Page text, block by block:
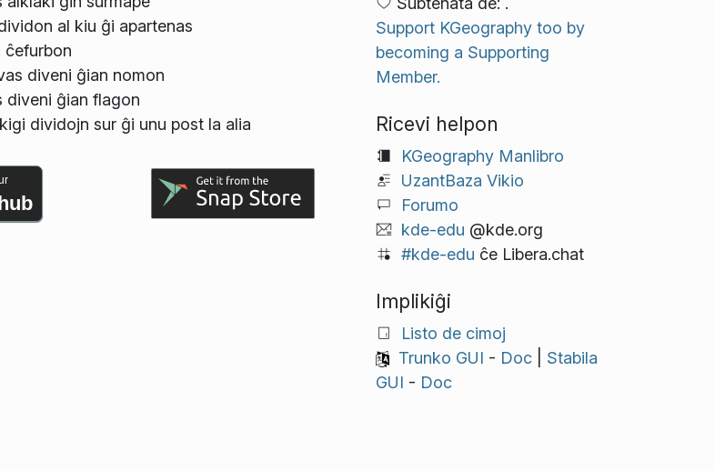
al kiu ĝi apartenas
ĉefurbon
diveni ĝian nomon
diveni ĝian flagon
dividojn sur ĝi unu post la alia
Support KGeography too by
becoming a Supporting
Member.
Ricevi helpon
KGeography Manlibro
UzantBaza Vikio
Forumo
kde-edu @kde.org
#kde-edu ĉe Libera.chat
Implikiĝi
Listo de cimoj
Trunko GUI - Doc| Stabila
GUI - Doc